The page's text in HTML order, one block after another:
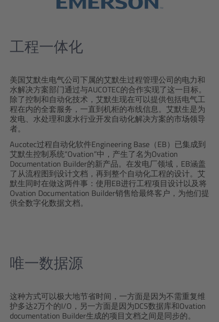
工程一体化
美国艾默生电气公司下属的艾默生过程管理公司的电力和
水解决方案部门通过与AUCOTEC的合作实现了这一目标。
除了控制和自动化技术，艾默生现在可以提供包括电气工
程在内的全套服务，一直到机柜的布线信息。艾默生是为
发电、水处理和废水行业开发自动化解决方案的市场领导
者。
Aucotec过程自动化软件Engineering Base（EB）已集成到
艾默生控制系统“Ovation”中，产生了名为Ovation
Documentation Builder的新产品。在发电厂领域，EB涵盖
了从流程图到设计文档，再到整个自动化工程的设计。艾
默生同时在做这两件事：使用EB进行工程项目设计以及将
Ovation Documentation Builder销售给最终客户，为他们提
供全数字化数据文档。
唯一数据源
这种方式可以极大地节省时间，一方面是因为不需重复维
护多达2万个的I/O，另一方面是因为DCS数据库和Ovation
documentation Builder生成的项目文档之间是同步的。